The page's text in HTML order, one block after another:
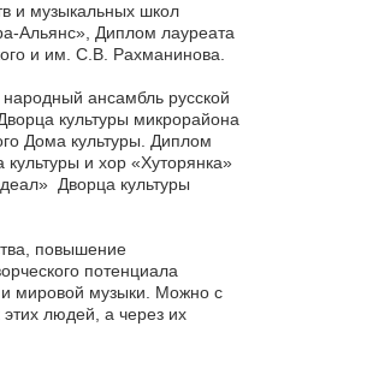
и музыкальных школ
Альянс», Диплом лауреата
и им. С.В. Рахманинова.
ансамбль русской
культуры микрорайона
Дома культуры. Диплом
и хор «Хуторянка»
Дворца культуры
повышение
потенциала
и мировой музыки. Можно с
этих людей, а через их